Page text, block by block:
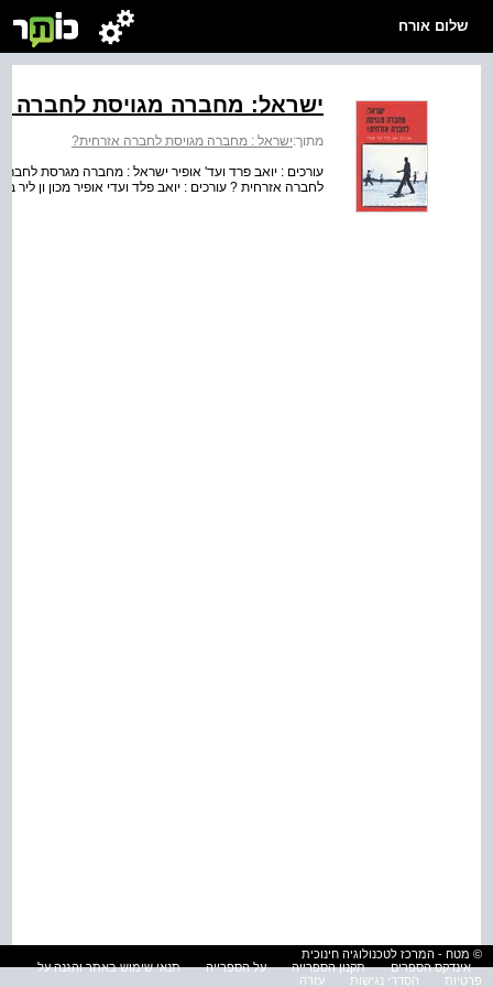
שלום אורח
ישראל: מחברה מגויסת לחברה
מתוך:ישראל : מחברה מגויסת לחברה אזרחית?
עורכים : יואב פרד ועד' אופיר ישראל : מחברה מגרסת
לחברה אזרחית ? עורכים : יואב פלד ועדי אופיר מכון ון
© מטח - המרכז לטכנולוגיה חינוכית
אינדקס הספרים
תקנון הספרייה על הספרייה
תנאי שימוש באתר והגנה על
פרטיות
הסדרי נגישות עזרה